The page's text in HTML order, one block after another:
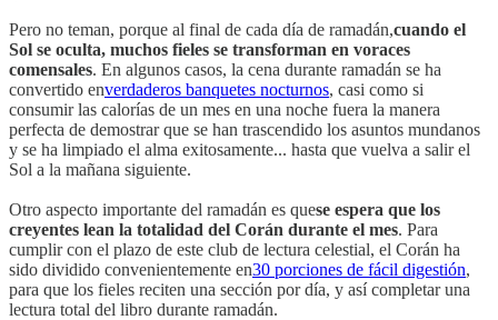
Pero no teman, porque al final de cada día de ramadán,cuando el
Sol se oculta, muchos fieles se transforman en voraces
comensales. En algunos casos, la cena durante ramadán se ha
convertido enverdaderos banquetes nocturnos, casi como si
consumir las calorías de un mes en una noche fuera la manera
perfecta de demostrar que se han trascendido los asuntos mundanos
y se ha limpiado el alma exitosamente... hasta que vuelva a salir el
Sol a la mañana siguiente.
Otro aspecto importante del ramadán es quese espera que los
creyentes lean la totalidad del Corán durante el mes. Para
cumplir con el plazo de este club de lectura celestial, el Corán ha
sido dividido convenientemente en30 porciones de fácil digestión,
para que los fieles reciten una sección por día, y así completar una
lectura total del libro durante ramadán.